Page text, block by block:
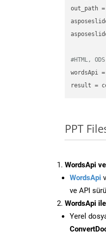
out_path =
#HTML,
wordsApi
result =
PPT
WordsApi
WordsApi
ve API
WordsApi
Yerel